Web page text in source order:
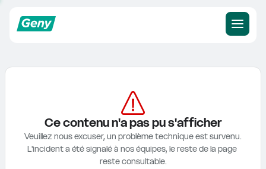
Ce contenu n'a pas pu s'afficher
Veuillez nous excuser, un problème technique est survenu.
L'incident a été signalé à nos équipes, le reste de la page
reste consultable.